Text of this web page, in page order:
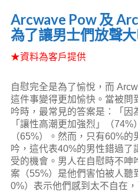
Arcwave Pow 及
為了讓男士們放聲
★資料為客戶提供
自慰完全是為了愉悅，而
這件事變得更加愉快。當被問
吟時，最常見的答案是：「因
「讓性高潮更加強烈」（74%
（65%）。然而，只有60%
吟，這代表40%的男性錯過了
受的機會。男人在自慰時不呻
案（55%）是他們害怕被人聽
0%）表示他們感到太不自在